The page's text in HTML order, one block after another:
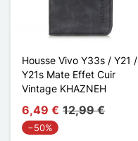
Housse Vivo Y33s / Y21 /
Y21s Mate Effet Cuir
Vintage KHAZNEH
6,49 € 12,99 €
−50%